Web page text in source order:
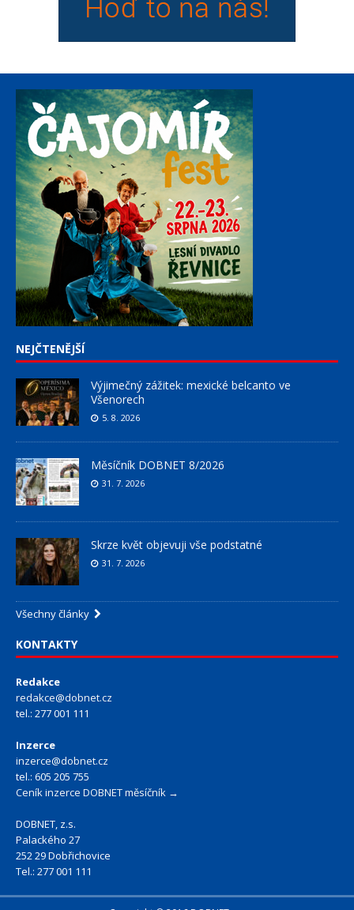
NEJČTENĚJŠÍ
Výjimečný zážitek: mexické belcanto ve
Všenorech
5. 8. 2026
Měsíčník DOBNET 8/2026
31. 7. 2026
Skrze květ objevuji vše podstatné
31. 7. 2026
Všechny články
KONTAKTY
Redakce
redakce@dobnet.cz
tel.: 277 001 111
Inzerce
inzerce@dobnet.cz
tel.: 605 205 755
Ceník inzerce DOBNET měsíčník →
DOBNET, z.s.
Palackého 27
252 29 Dobřichovice
Tel.: 277 001 111